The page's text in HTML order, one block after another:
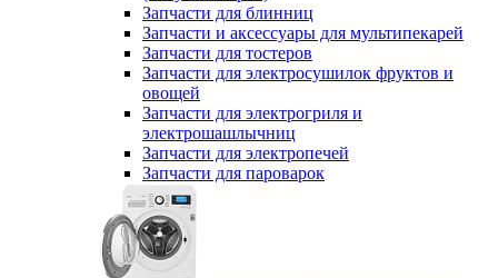
Запчасти для блинниц
Запчасти и аксессуары для мультипекарей
Запчасти для тостеров
Запчасти для электросушилок фруктов и
овощей
Запчасти для электрогриля и
электрошашлычниц
Запчасти для электропечей
Запчасти для пароварок